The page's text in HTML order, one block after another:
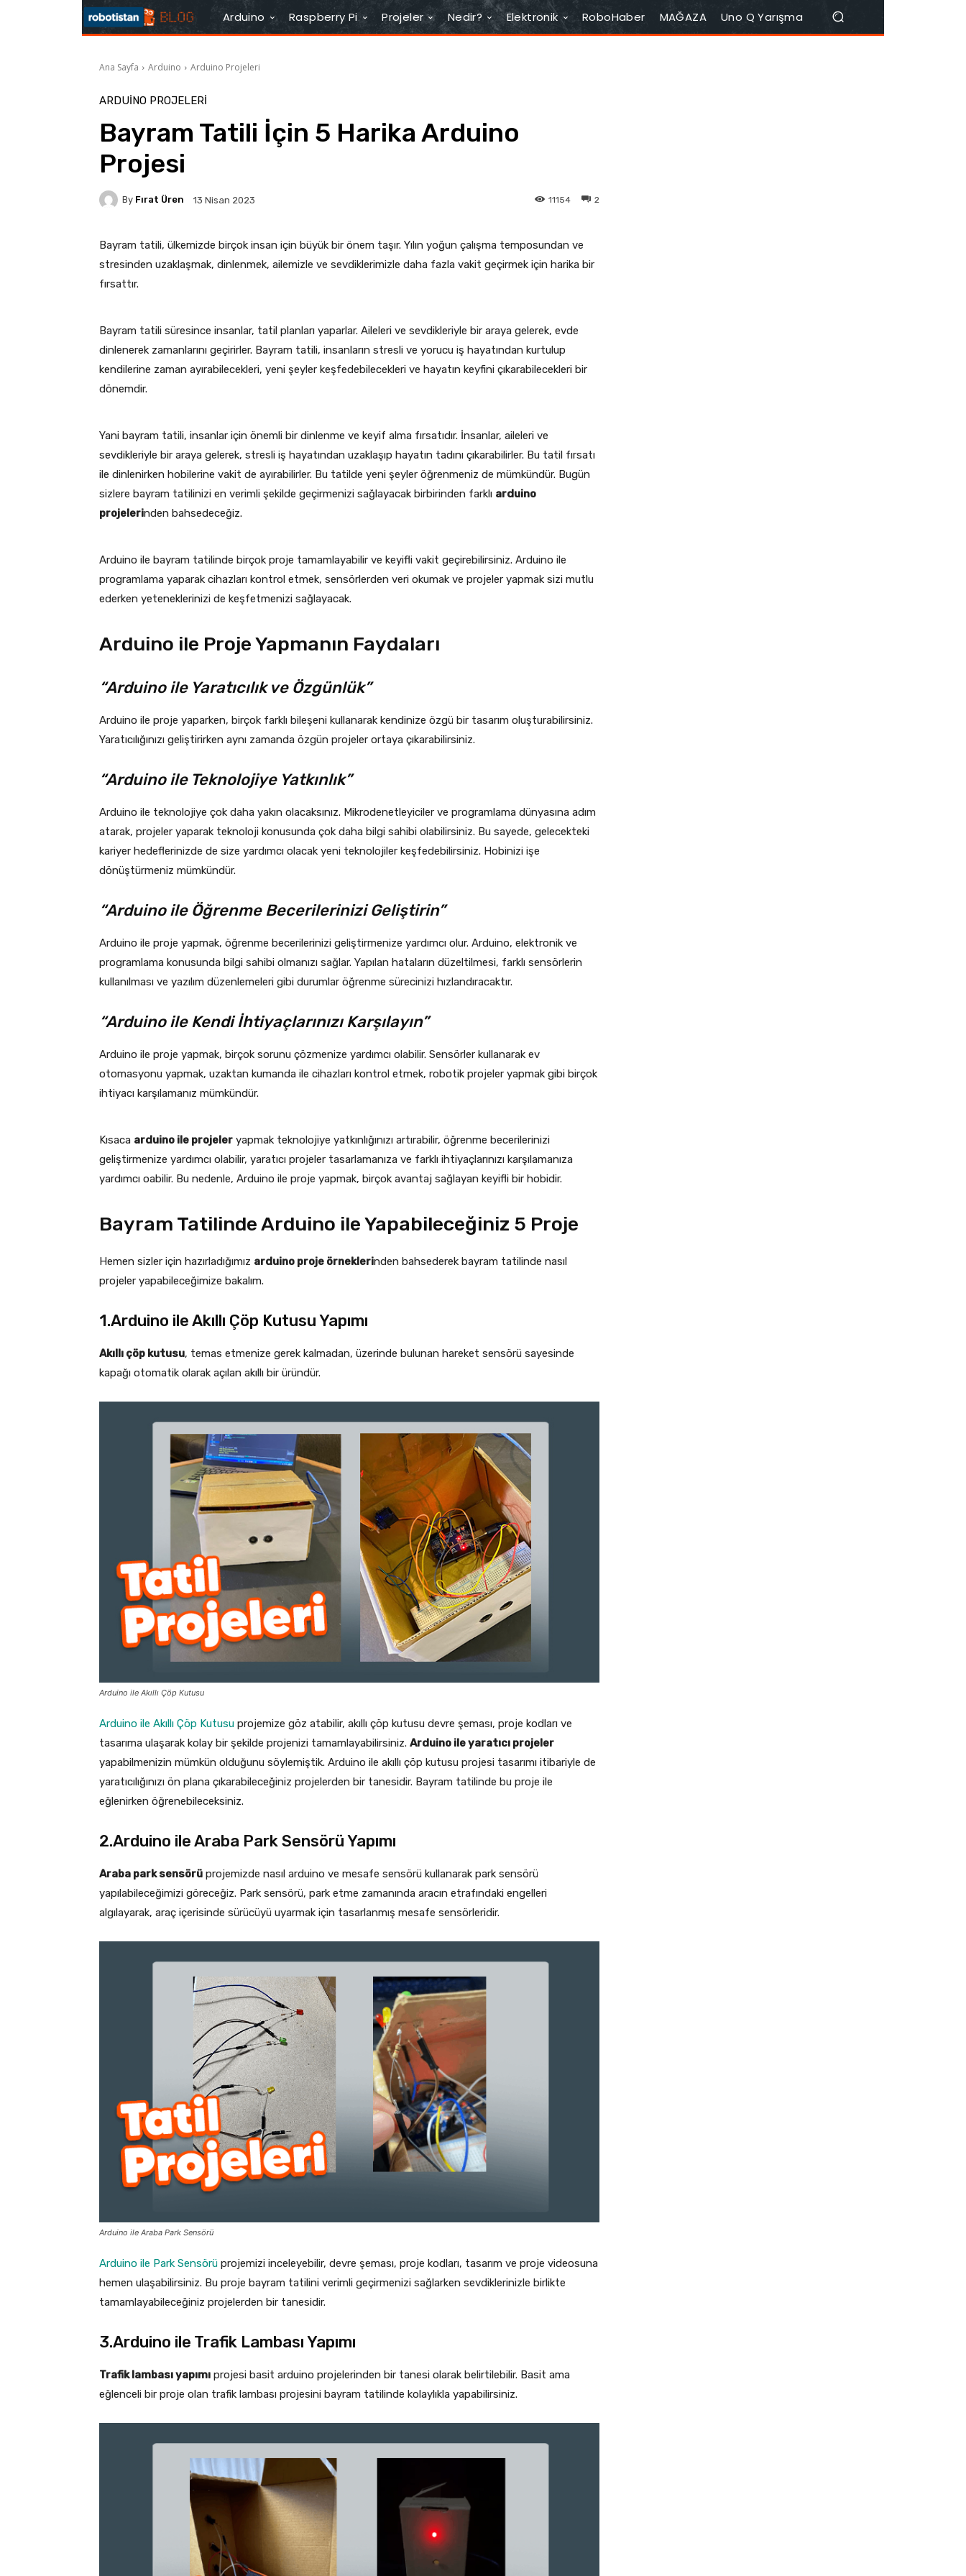
Arduino Raspberry Pi Projeler Nedir? Elektronik RoboHaber MAĞAZA Uno Q Yarışma
Ana Sayfa Arduino Arduino Projeleri
ARDUINO PROJELERI
Bayram Tatili İçin 5 Harika Arduino
Projesi
By Fırat Üren 13 Nisan 2023 2
11154
Bayram tatili, ülkemizde birçok insan için büyük bir önem taşır. Yılın yoğun çalışma temposundan ve
stresinden uzaklaşmak, dinlenmek, ailemizle ve sevdiklerimizle daha fazla vakit geçirmek için harika bir
fırsattır.
Bayram tatili süresince insanlar, tatil planları yaparlar. Aileleri ve sevdikleriyle bir araya gelerek, evde
dinlenerek zamanlarını geçirirler. Bayram tatili, insanların stresli ve yorucu iş hayatından kurtulup
kendilerine zaman ayırabilecekleri, yeni şeyler keşfedebilecekleri ve hayatın keyfini çıkarabilecekleri bir
dönemdir.
Yani bayram tatili, insanlar için önemli bir dinlenme ve keyif alma fırsatıdır. İnsanlar, aileleri ve
sevdikleriyle bir araya gelerek, stresli iş hayatından uzaklaşıp hayatın tadını çıkarabilirler. Bu tatil fırsatı
ile dinlenirken hobilerine vakit de ayırabilirler. Bu tatilde yeni şeyler öğrenmeniz de mümkündür. Bugün
sizlere bayram tatilinizi en verimli şekilde geçirmenizi sağlayacak birbirinden farklı arduino
projelerinden bahsedeceğiz.
Arduino ile bayram tatilinde birçok proje tamamlayabilir ve keyifli vakit geçirebilirsiniz. Arduino ile
programlama yaparak cihazları kontrol etmek, sensörlerden veri okumak ve projeler yapmak sizi mutlu
ederken yeteneklerinizi de keşfetmenizi sağlayacak.
Arduino ile Proje Yapmanın Faydaları
“Arduino ile Yaratıcılık ve Özgünlük”
Arduino ile proje yaparken, birçok farklı bileşeni kullanarak kendinize özgü bir tasarım oluşturabilirsiniz.
Yaratıcılığınızı geliştirirken aynı zamanda özgün projeler ortaya çıkarabilirsiniz.
“Arduino ile Teknolojiye Yatkınlık”
Arduino ile teknolojiye çok daha yakın olacaksınız. Mikrodenetleyiciler ve programlama dünyasına adım
atarak, projeler yaparak teknoloji konusunda çok daha bilgi sahibi olabilirsiniz. Bu sayede, gelecekteki
kariyer hedeflerinizde de size yardımcı olacak yeni teknolojiler keşfedebilirsiniz. Hobinizi işe
dönüştürmeniz mümkündür.
“Arduino ile Öğrenme Becerilerinizi Geliştirin”
Arduino ile proje yapmak, öğrenme becerilerinizi geliştirmenize yardımcı olur. Arduino, elektronik ve
programlama konusunda bilgi sahibi olmanızı sağlar. Yapılan hataların düzeltilmesi, farklı sensörlerin
kullanılması ve yazılım düzenlemeleri gibi durumlar öğrenme sürecinizi hızlandıracaktır.
“Arduino ile Kendi İhtiyaçlarınızı Karşılayın”
Arduino ile proje yapmak, birçok sorunu çözmenize yardımcı olabilir. Sensörler kullanarak ev
otomasyonu yapmak, uzaktan kumanda ile cihazları kontrol etmek, robotik projeler yapmak gibi birçok
ihtiyacı karşılamanız mümkündür.
Kısaca arduino ile projeler yapmak teknolojiye yatkınlığınızı artırabilir, öğrenme becerilerinizi
geliştirmenize yardımcı olabilir, yaratıcı projeler tasarlamanıza ve farklı ihtiyaçlarınızı karşılamanıza
yardımcı oabilir. Bu nedenle, Arduino ile proje yapmak, birçok avantaj sağlayan keyifli bir hobidir.
Bayram Tatilinde Arduino ile Yapabileceğiniz 5 Proje
Hemen sizler için hazırladığımız arduino proje örneklerinden bahsederek bayram tatilinde nasıl
projeler yapabileceğimize bakalım.
1.Arduino ile Akıllı Çöp Kutusu Yapımı
Akıllı çöp kutusu, temas etmenize gerek kalmadan, üzerinde bulunan hareket sensörü sayesinde
kapağı otomatik olarak açılan akıllı bir üründür.
Arduino ile Akıllı Çöp Kutusu
Arduino ile Akıllı Çöp Kutusu projemize göz atabilir, akıllı çöp kutusu devre şeması, proje kodları ve
tasarıma ulaşarak kolay bir şekilde projenizi tamamlayabilirsiniz. Arduino ile yaratıcı projeler
yapabilmenizin mümkün olduğunu söylemiştik. Arduino ile akıllı çöp kutusu projesi tasarımı itibariyle de
yaratıcılığınızı ön plana çıkarabileceğiniz projelerden bir tanesidir. Bayram tatilinde bu proje ile
eğlenirken öğrenebileceksiniz.
2.Arduino ile Araba Park Sensörü Yapımı
Araba park sensörü projemizde nasıl arduino ve mesafe sensörü kullanarak park sensörü
yapılabileceğimizi göreceğiz. Park sensörü, park etme zamanında aracın etrafındaki engelleri
algılayarak, araç içerisinde sürücüyü uyarmak için tasarlanmış mesafe sensörleridir.
Arduino ile Araba Park Sensörü
Arduino ile Park Sensörü projemizi inceleyebilir, devre şeması, proje kodları, tasarım ve proje videosuna
hemen ulaşabilirsiniz. Bu proje bayram tatilini verimli geçirmenizi sağlarken sevdiklerinizle birlikte
tamamlayabileceğiniz projelerden bir tanesidir.
3.Arduino ile Trafik Lambası Yapımı
Trafik lambası yapımı projesi basit arduino projelerinden bir tanesi olarak belirtilebilir. Basit ama
eğlenceli bir proje olan trafik lambası projesini bayram tatilinde kolaylıkla yapabilirsiniz.